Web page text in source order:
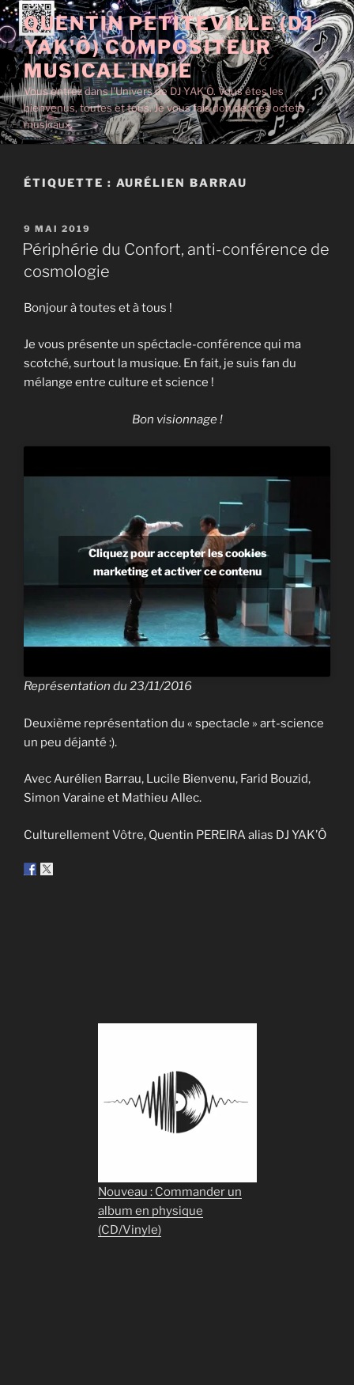
Aller
au
contenu
principal
QUENTIN PETITEVILLE (DJ
YAK'Ô) COMPOSITEUR
MUSICAL INDIE
Vous entrez dans l'Univers de DJ YAK'Ô. Vous êtes les
bienvenus, toutes et tous. Je vous fais don de mes octets
musicaux.
ÉTIQUETTE : AURÉLIEN BARRAU
PUBLIÉ
LE
9 MAI 2019
Périphérie du Confort, anti-conférence de
cosmologie
Bonjour à toutes et à tous !
Je vous présente un spéctacle-conférence qui ma
scotché, surtout la musique. En fait, je suis fan du
mélange entre culture et science !
Bon visionnage !
Cliquez pour accepter les cookies
marketing et activer ce contenu
Représentation du 23/11/2016
Deuxième représentation du « spectacle » art-science
un peu déjanté :).
Avec Aurélien Barrau, Lucile Bienvenu, Farid Bouzid,
Simon Varaine et Mathieu Allec.
Culturellement Vôtre, Quentin PEREIRA alias DJ YAK’Ô
Nouveau : Commander un
album en physique
(CD/Vinyle)